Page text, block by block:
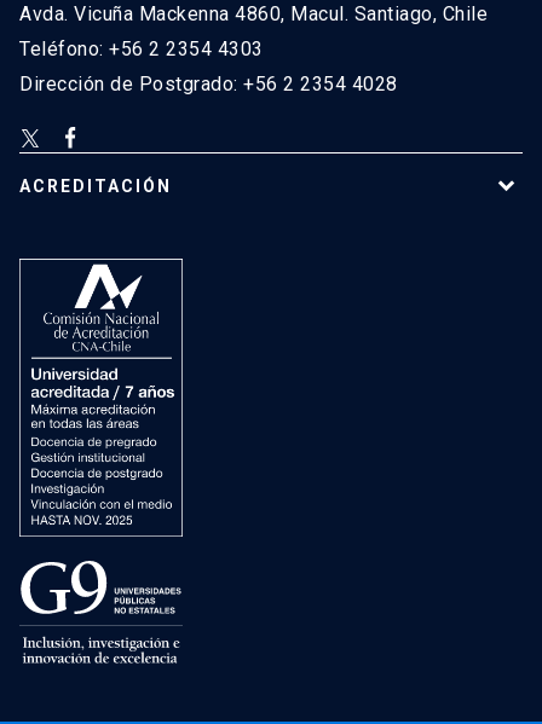
Avda. Vicuña Mackenna 4860, Macul. Santiago, Chile
Teléfono: +56 2 2354 4303
Dirección de Postgrado: +56 2 2354 4028
ACREDITACIÓN